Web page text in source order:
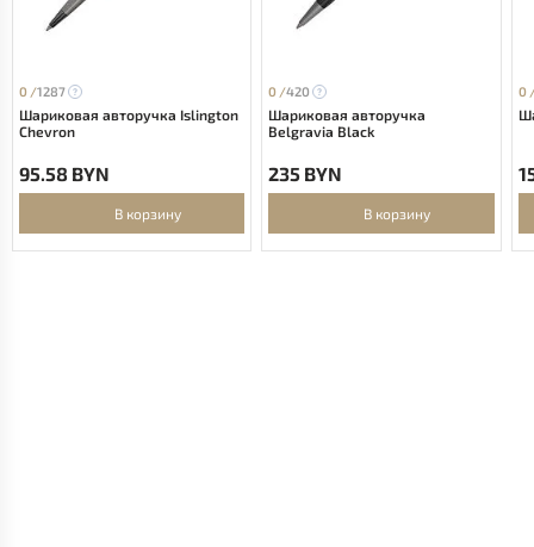
0 /1287
Шариковая авторучка Islington
Chevron
95.58 BYN
В корзину
0 /420
Шариковая авторучка
Belgravia Black
235 BYN
В корзину
0